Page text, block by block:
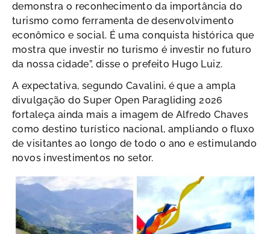
demonstra o reconhecimento da importância do
turismo como ferramenta de desenvolvimento
econômico e social. É uma conquista histórica que
mostra que investir no turismo é investir no futuro
da nossa cidade”, disse o prefeito Hugo Luiz.
A expectativa, segundo Cavalini, é que a ampla
divulgação do Super Open Paragliding 2026
fortaleça ainda mais a imagem de Alfredo Chaves
como destino turístico nacional, ampliando o fluxo
de visitantes ao longo de todo o ano e estimulando
novos investimentos no setor.